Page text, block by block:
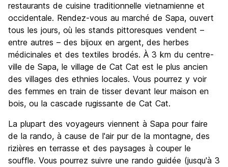
restaurants de cuisine traditionnelle vietnamienne et
occidentale. Rendez-vous au marché de Sapa, ouvert
tous les jours, où les stands pittoresques vendent –
entre autres – des bijoux en argent, des herbes
médicinales et des textiles brodés. À 3 km du centre-
ville de Sapa, le village de Cat Cat est le plus ancien
des villages des ethnies locales. Vous pourrez y voir
des femmes en train de tisser devant leur maison en
bois, ou la cascade rugissante de Cat Cat.
La plupart des voyageurs viennent à Sapa pour faire
de la rando, à cause de l'air pur de la montagne, des
rizières en terrasse et des paysages à couper le
souffle. Vous pourrez suivre une rando guidée (jusqu'à 3